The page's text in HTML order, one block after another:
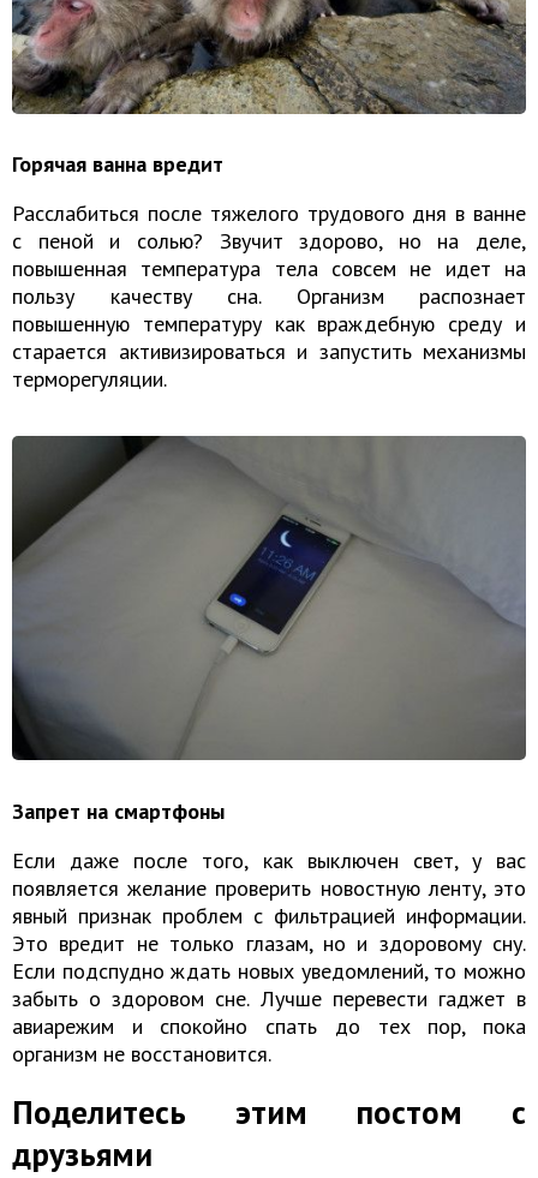
Горячая ванна вредит
Расслабиться после тяжелого трудового дня в ванне
с пеной и солью? Звучит здорово, но на деле,
повышенная температура тела совсем не идет на
пользу качеству сна. Организм распознает
повышенную температуру как враждебную среду и
старается активизироваться и запустить механизмы
терморегуляции.
Запрет на смартфоны
Если даже после того, как выключен свет, у вас
появляется желание проверить новостную ленту, это
явный признак проблем с фильтрацией информации.
Это вредит не только глазам, но и здоровому сну.
Если подспудно ждать новых уведомлений, то можно
забыть о здоровом сне. Лучше перевести гаджет в
авиарежим и спокойно спать до тех пор, пока
организм не восстановится.
Поделитесь этим постом с
друзьями